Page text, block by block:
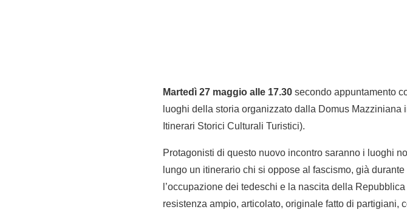
Martedì 27 maggio alle 17.30 secondo appuntamento
luoghi della storia organizzato dalla Domus
Itinerari Storici Culturali Turistici).
Protagonisti di questo nuovo incontro saranno i luoghi
lungo un itinerario chi si oppose al fascismo, già
l’occupazione dei tedeschi e la nascita della
resistenza ampio, articolato, originale fatto di partigiani,